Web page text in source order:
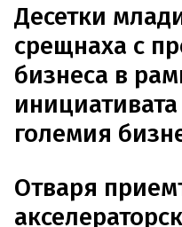
Десетки
срещнаха с
бизнеса в
големия
Отваря